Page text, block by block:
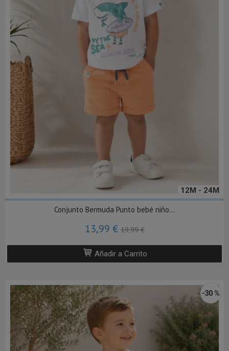
12M - 24M
Conjunto Bermuda Punto bebé niño...
13,99 €19,99 €
Añadir a Carrito
-30 %